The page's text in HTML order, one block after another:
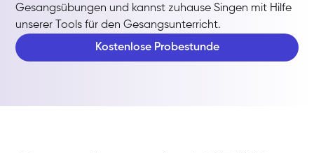
Gesangsübungen und kannst zuhause Singen mit Hilfe
unserer Tools für den Gesangsunterricht.
Kostenlose Probestunde